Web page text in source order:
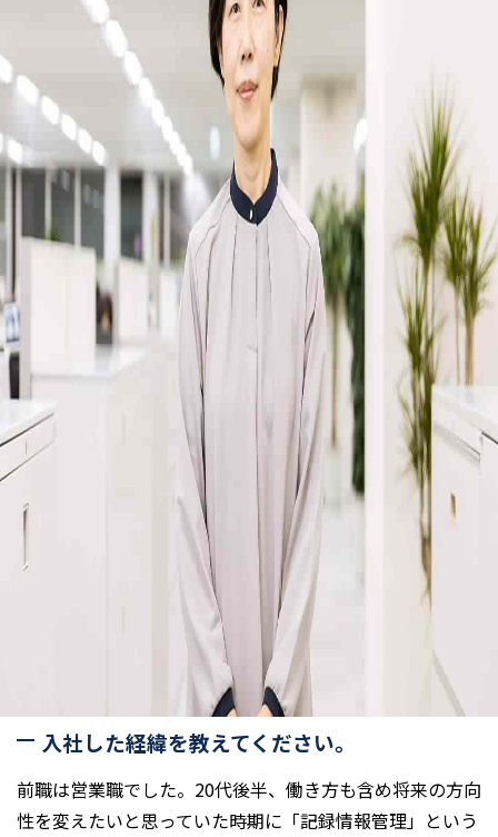
入社した経緯を教えてください。
前職は営業職でした。20代後半、働き方も含め将来の方向
性を変えたいと思っていた時期に「記録情報管理」という